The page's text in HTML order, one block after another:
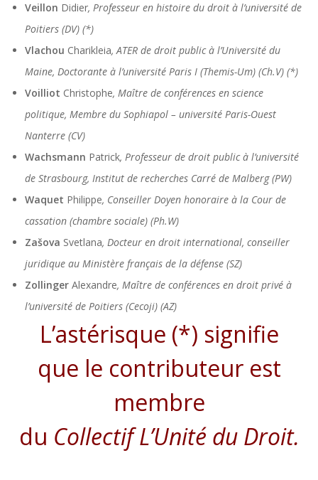
Veillon Didier, Professeur en histoire du droit à l’université de
Poitiers (DV) (*)
Vlachou Charikleia, ATER de droit public à l’Université du
Maine, Doctorante à l’université Paris I (Themis-Um) (Ch.V) (*)
Voilliot Christophe, Maître de conférences en science
politique, Membre du Sophiapol – université Paris-Ouest
Nanterre (CV)
Wachsmann Patrick, Professeur de droit public à l’université
de Strasbourg, Institut de recherches Carré de Malberg (PW)
Waquet Philippe, Conseiller Doyen honoraire à la Cour de
cassation (chambre sociale) (Ph.W)
Zašova Svetlana, Docteur en droit international, conseiller
juridique au Ministère français de la défense (SZ)
Zollinger Alexandre, Maître de conférences en droit privé à
l’université de Poitiers (Cecoji) (AZ)
L’astérisque (*) signifie
que le contributeur est
membre
du CollectifL’Unité du Droit.